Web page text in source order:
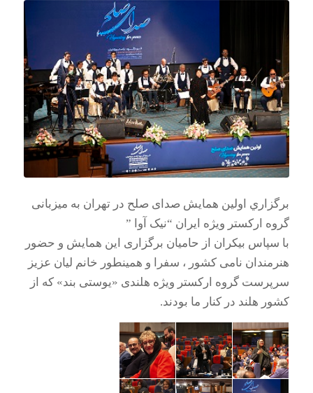
برگزاري اولین همایش صدای صلح در تهران به میزبانی
گروه ارکستر ویژه ایران “نیک آوا ”
با سپاس بیکران از حامیان برگزاری این همایش و حضور
هنرمندان نامی کشور ، سفرا و همینطور خانم لیان عزیز
سرپرست گروه ارکستر ویژه هلندی «یوستی بند» که از
کشور هلند در کنار ما بودند.